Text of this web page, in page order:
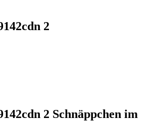
2
2 Schnäppchen im